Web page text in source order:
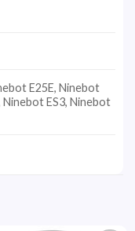
E25E, Ninebot
Ninebot ES3, Ninebot